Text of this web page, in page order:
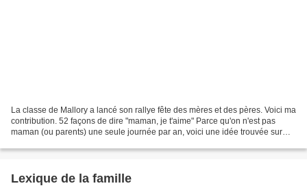
La classe de Mallory a lancé son rallye fête des mères et des pères. Voici ma
contribution. 52 façons de dire "maman, je t'aime" Parce qu'on n'est pas
maman (ou parents) une seule journée par an, voici une idée trouvée sur
Lexique de la famille